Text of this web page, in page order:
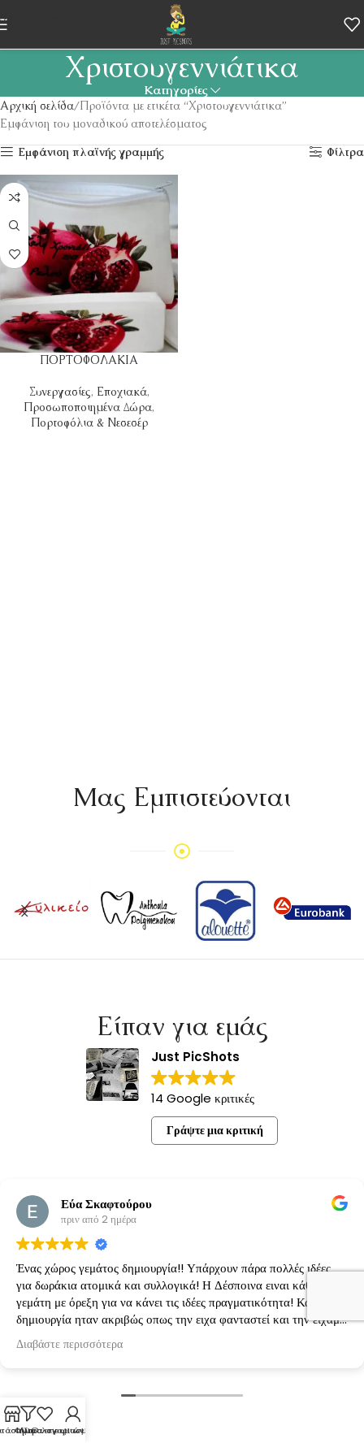
Skip to navigation
Skip to main content
Χριστουγεννιάτικα
Κατηγορίες
Αρχική σελίδα Προϊόντα με ετικέτα “Χριστουγεννιάτικα”
Εμφάνιση του μοναδικού αποτελέσματος
Εμφάνιση πλαϊνής γραμμής
Φίλτρα
ΠΟΡΤΟΦΟΛΑΚΙΑ
Συνεργασίες, Εποχιακά,
Προσωποποιημένα Δώρα,
Πορτοφόλια & Νεσεσέρ
Mας Εμπιστεύονται
Είπαν για εμάς
Just PicShots
14 Google κριτικές
Γράψτε μια κριτική
Εύα Σκαφτούρου
πριν από 2 ημέρα
Ένας χώρος γεμάτος δημιουργία!! Υπάρχουν πάρα πολλές ιδέες
για δωράκια ατομικά και συλλογικά! Η Δέσποινα ειναι κάθε φορά
γεμάτη με όρεξη για να κάνει τις ιδέες πραγματικότητα! Κάθε
δημιουργία ηταν ακριβώς οπως την ειχα φανταστεί και την είχαμε
κανονίσει!
Διαβάστε περισσότερα
Φίλτρα
Λίστα επιθυμιών
Ο λογαριασμός μου